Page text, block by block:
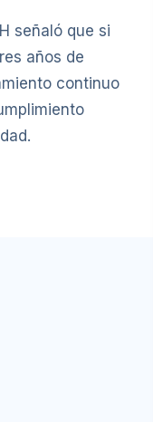
señaló que si
años de
continuo